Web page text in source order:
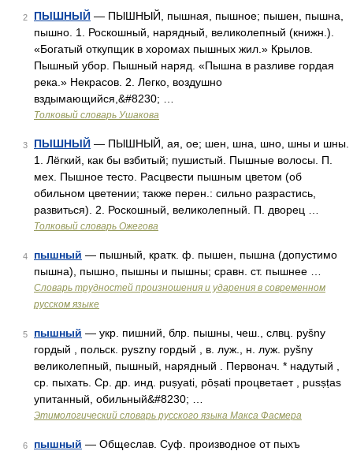
2 ПЫШНЫЙ — ПЫШНЫЙ, пышная, пышное; пышен, пышна,
пышно. 1. Роскошный, нарядный, великолепный (книжн.).
«Богатый откупщик в хоромах пышных жил.» Крылов.
Пышный убор. Пышный наряд. «Пышна в разливе гордая
река.» Некрасов. 2. Легко, воздушно
вздымающийся,&#8230; …
Толковый словарь Ушакова
3 ПЫШНЫЙ — ПЫШНЫЙ, ая, ое; шен, шна, шно, шны и шны.
1. Лёгкий, как бы взбитый; пушистый. Пышные волосы. П.
мех. Пышное тесто. Расцвести пышным цветом (об
обильном цветении; также перен.: сильно разрастись,
развиться). 2. Роскошный, великолепный. П. дворец …
Толковый словарь Ожегова
4 пышный — пышный, кратк. ф. пышен, пышна (допустимо
пышна), пышно, пышны и пышны; сравн. ст. пышнее …
Словарь трудностей произношения и ударения в современном
русском языке
5 пышный — укр. пишний, блр. пышны, чеш., слвц. руšny
гордый , польск. pyszny гордый , в. луж., н. луж. руšnу
великолепный, пышный, нарядный . Первонач. * надутый ,
ср. пыхать. Ср. др. инд. puṣyati, рōṣаti процветает , pusṣṭas
упитанный, обильный&#8230; …
Этимологический словарь русского языка Макса Фасмера
6 пышный — Общеслав. Суф. производное от пыхъ